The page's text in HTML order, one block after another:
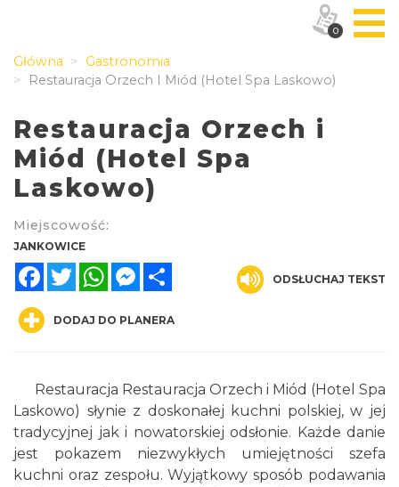
Główna
Gastronomia
Restauracja Orzech I Miód (Hotel Spa Laskowo)
Restauracja Orzech i
Miód (Hotel Spa
Laskowo)
Miejscowość:
JANKOWICE
FacebookTwitterWhatsAppMessenger
ODSŁUCHAJ TEKST
DODAJ DO PLANERA
Restauracja Restauracja Orzech i Miód (Hotel Spa
Laskowo) słynie z doskonałej kuchni polskiej, w jej
tradycyjnej jak i nowatorskiej odsłonie. Każde danie
jest pokazem niezwykłych umiejętności szefa
kuchni oraz zespołu. Wyjątkowy sposób podawania
0